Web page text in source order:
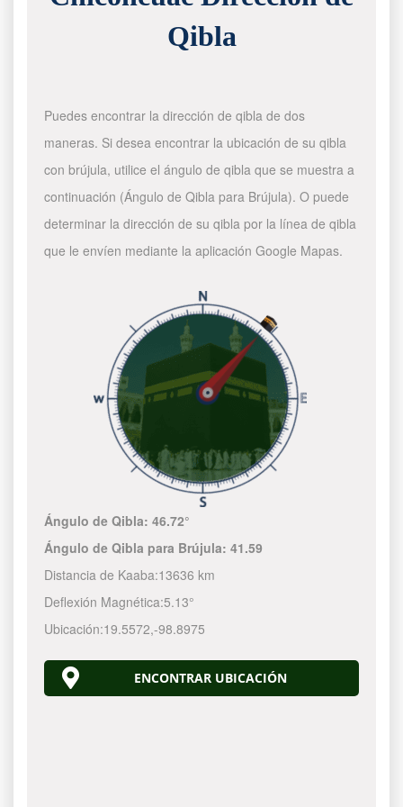
Qibla
Puedes encontrar la dirección de qibla de dos
maneras. Si desea encontrar la ubicación de su qibla
con brújula, utilice el ángulo de qibla que se muestra a
continuación (Ángulo de Qibla para Brújula). O puede
determinar la dirección de su qibla por la línea de qibla
que le envíen mediante la aplicación Google Mapas.
Ángulo de Qibla:46.72°
Ángulo de Qibla para Brújula:41.59
Distancia de Kaaba:13636 km
Deflexión Magnética:5.13°
Ubicación:19.5572,-98.8975
ENCONTRAR UBICACIÓN